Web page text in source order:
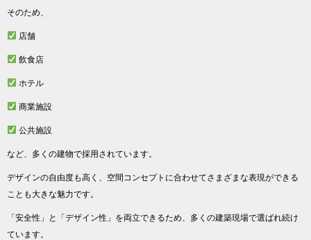
そのため、
店舗
飲食店
ホテル
商業施設
公共施設
など、多くの建物で採用されています。
デザインの自由度も高く、空間コンセプトに合わせてさまざまな表現ができる
ことも大きな魅力です。
「安全性」と「デザイン性」を両立できるため、多くの建築現場で選ばれ続け
ています。